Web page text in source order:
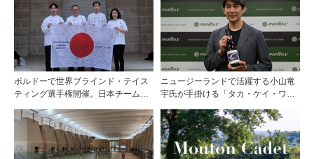
ワインに実を結ぶ
ボルドーで世界ブラインド・テイス
ティング選手権開催。日本チームが4
ニュージーランドで活躍する小山竜
宇氏が手掛ける「タカ・ケイ・ワイ
始